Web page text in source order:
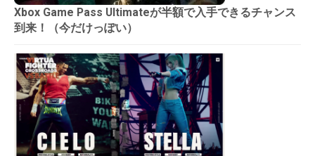
Xbox Game Pass Ultimateが半額で入手できるチャンス
到来！（今だけっぽい）